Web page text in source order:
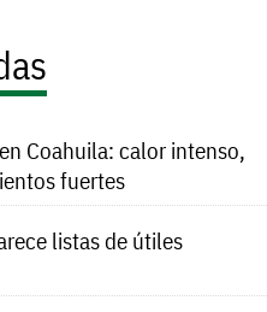
Coahuila: calor intenso,
fuertes
listas de útiles